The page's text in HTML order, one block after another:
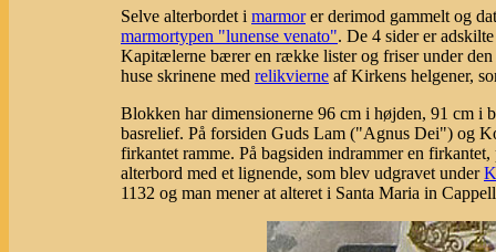
Selve alterbordet i marmorer derimod gammelt og
marmortypen "lunense venato". De 4 sider er
Kapitælerne bærer en række lister og friser under
huse skrinene med relikvierne af Kirkens helgener,
Blokken har dimensionerne 96 cm i højden, 91 cm i
basrelief. På forsiden Guds Lam ("Agnus Dei") og
firkantet ramme. På bagsiden indrammer en
alterbord med et lignende, som blev udgravet under
1132 og man mener at alteret i Santa Maria in